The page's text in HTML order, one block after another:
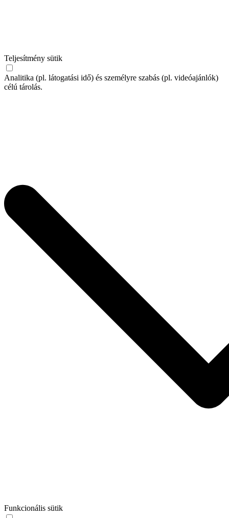
Teljesítmény sütik
Analitika (pl. látogatási idő) és személyre szabás (pl. videóajánlók)
célú tárolás.
Funkcionális sütik